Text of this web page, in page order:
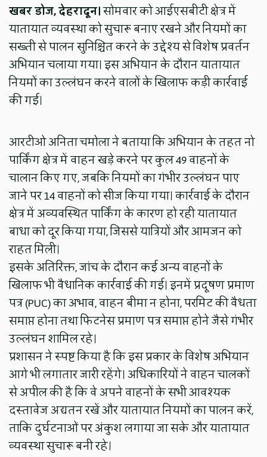
खबर डोज, देहरादून।सोमवार को आईएसबीटी क्षेत्र में
यातायात व्यवस्था को सुचारू बनाए रखने और नियमों का
सख्ती से पालन सुनिश्चित करने के उद्देश्य से विशेष प्रवर्तन
अभियान चलाया गया। इस अभियान के दौरान यातायात
नियमों का उल्लंघन करने वालों के खिलाफ कड़ी कार्रवाई
की गई।
आरटीओ अनिता चमोला ने बताया कि अभियान के तहत नो
पार्किंग क्षेत्र में वाहन खड़े करने पर कुल 49 वाहनों के
चालान किए गए, जबकि नियमों का गंभीर उल्लंघन पाए
जाने पर 14 वाहनों को सीज किया गया। कार्रवाई के दौरान
क्षेत्र में अव्यवस्थित पार्किंग के कारण हो रही यातायात
बाधा को दूर किया गया, जिससे यात्रियों और आमजन को
राहत मिली।
इसके अतिरिक्त, जांच के दौरान कई अन्य वाहनों के
खिलाफ भी वैधानिक कार्रवाई की गई। इनमें प्रदूषण प्रमाण
पत्र (PUC) का अभाव, वाहन बीमा न होना, परमिट की वैधता
समाप्त होना तथा फिटनेस प्रमाण पत्र समाप्त होने जैसे गंभीर
उल्लंघन शामिल रहे।
प्रशासन ने स्पष्ट किया है कि इस प्रकार के विशेष अभियान
आगे भी लगातार जारी रहेंगे। अधिकारियों ने वाहन चालकों
से अपील की है कि वे अपने वाहनों के सभी आवश्यक
दस्तावेज अद्यतन रखें और यातायात नियमों का पालन करें,
ताकि दुर्घटनाओं पर अंकुश लगाया जा सके और यातायात
व्यवस्था सुचारू बनी रहे।